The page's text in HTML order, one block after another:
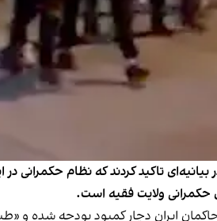
در بیانیه‌ای تاکید کردند که نظام
حکمرانی ولایت فقیه است.
حاکمان ایران دچار کمبود بودجه شده